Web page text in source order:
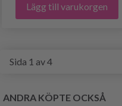
Lägg till varukorgen
Sida 1 av 4
ANDRA KÖPTE OCKSÅ